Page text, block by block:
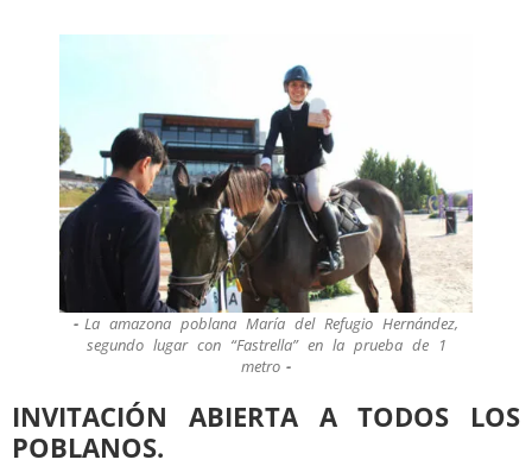
La amazona poblana María del Refugio Hernández,
segundo lugar con “Fastrella” en la prueba de 1
metro
INVITACIÓN ABIERTA A TODOS LOS
POBLANOS.